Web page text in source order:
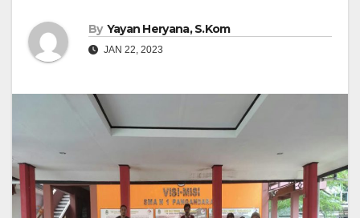
By Yayan Heryana, S.Kom
JAN 22, 2023